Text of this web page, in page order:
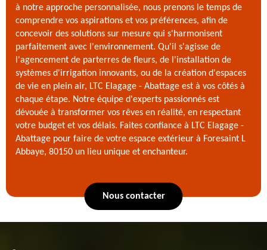
à notre approche personnalisée, nous prenons le temps de
comprendre vos aspirations et vos préférences, afin de
concevoir des solutions sur mesure qui s'harmonisent
parfaitement avec l'environnement. Qu'il s'agisse de
l'agencement de parterres de fleurs, de l'installation de
systèmes d'irrigation innovants, ou de la création d'espaces
de vie en plein air, LTC Elagage - Abattage est à vos côtés à
chaque étape. Notre équipe d'experts passionnés est
dévouée à transformer vos rêves en réalité, en respectant
votre budget et vos délais. Faites confiance à LTC Elagage -
Abattage pour faire de votre espace extérieur à Foresaint L
Abbaye, 80150 un lieu unique et enchanteur.
Nous contacter